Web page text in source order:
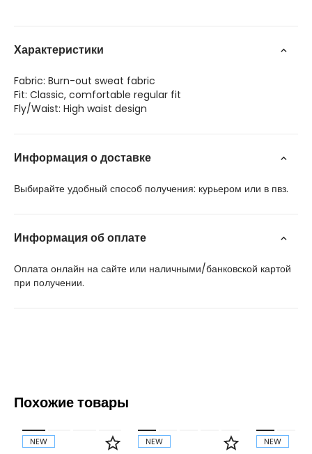
Характеристики
Fabric: Burn-out sweat fabric
Fit: Classic, comfortable regular fit
Fly/Waist: High waist design
Информация о доставке
Выбирайте удобный способ получения: курьером или в пвз.
Информация об оплате
Оплата онлайн на сайте или наличными/банковской картой
при получении.
Похожие товары
NEW NEW NEW